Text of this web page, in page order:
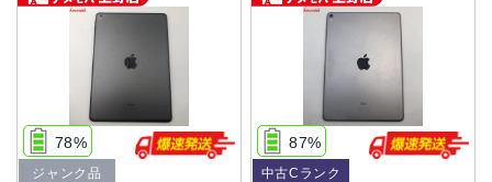
78%
ジャンク品
87%
中古Cランク